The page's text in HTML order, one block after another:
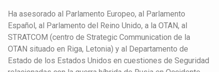
Ha asesorado al Parlamento Europeo, al Parlamento
Español, al Parlamento del Reino Unido, a la OTAN, al
STRATCOM (centro de Strategic Communication de la
OTAN situado en Riga, Letonia) y al Departamento de
Estado de los Estados Unidos en cuestiones de Seguridad